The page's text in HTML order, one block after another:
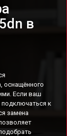
в
оснащённого
Если ваш
подключаться к
замена